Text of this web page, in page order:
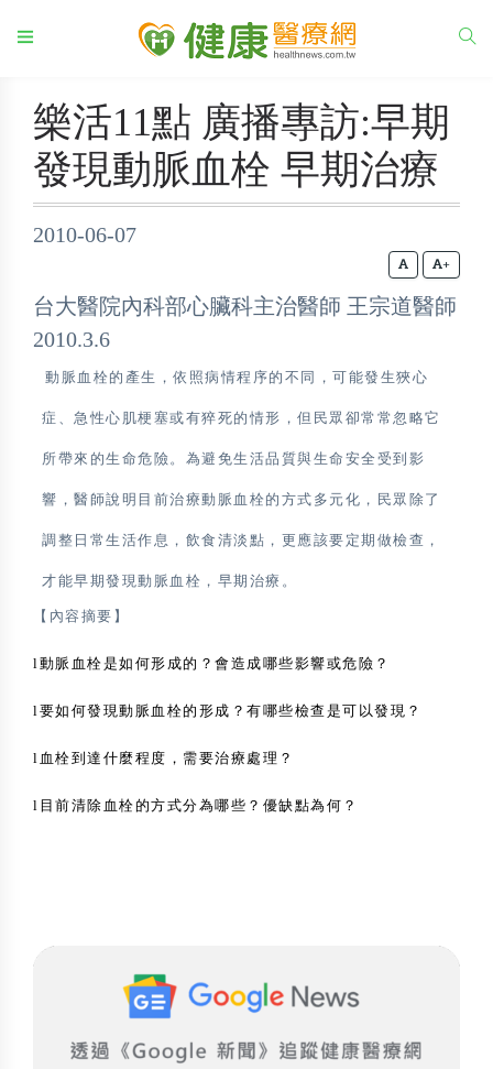
樂活11點 廣播專訪:早期
發現動脈血栓 早期治療
2010-06-07
+
台大醫院內科部心臟科主治醫師 王宗道醫師
2010.3.6
動脈血栓的產生，依照病情程序的不同，可能發生狹心
症、急性心肌梗塞或有猝死的情形，但民眾卻常常忽略它
所帶來的生命危險。為避免生活品質與生命安全受到影
響，醫師說明目前治療動脈血栓的方式多元化，民眾除了
調整日常生活作息，飲食清淡點，更應該要定期做檢查，
才能早期發現動脈血栓，早期治療。
【內容摘要】
l動脈血栓是如何形成的？會造成哪些影響或危險？
l要如何發現動脈血栓的形成？有哪些檢查是可以發現？
l 血栓到達什麼程度，需要治療處理？
l 目前清除血栓的方式分為哪些？優缺點為何？